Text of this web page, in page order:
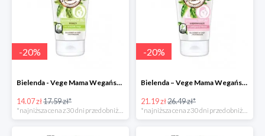
-20%
Bielenda - Vege Mama Wegański kojący krem-żel na ociężałe nogi
14.07 zł17.59 zł*
-20%
Bielenda – Vege Mama Wegańskie serum ujędrniające do pielęgnacji biustu
21.19 zł26.49 zł*